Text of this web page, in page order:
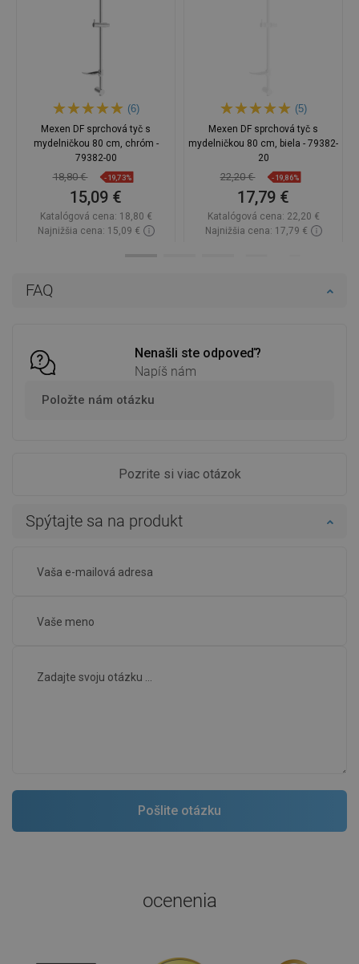
FAQ
Nenašli ste odpoveď?
Napíš nám
Položte nám otázku
Pozrite si viac otázok
Spýtajte sa na produkt
(6)
Mexen DF sprchová tyč s
mydelničkou 80 cm, chróm -
79382-00
18,80 € -19,73%
15,09 €
Katalógová cena: 18,80 €
Najnižšia cena: 15,09 €
(5)
Mexen DF sprchová tyč s
mydelničkou 80 cm, biela - 79382-
20
22,20 € -19,86%
17,79 €
Katalógová cena: 22,20 €
Najnižšia cena: 17,79 €
ocenenia